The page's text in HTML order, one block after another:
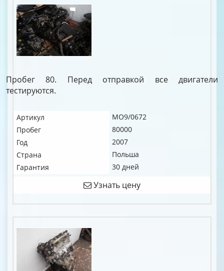
Пробег 80. Перед отправкой все двигатели
тестируются.
Артикул
MO9/0672
Пробег
80000
Год
2007
Страна
Польша
Гарантия
30 дней
Узнать цену